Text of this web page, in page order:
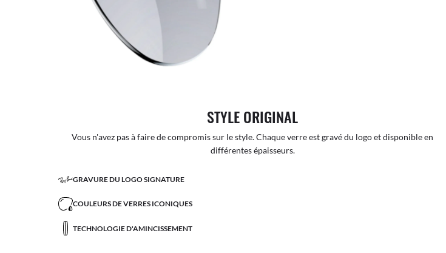
STYLE ORIGINAL
Vous n'avez pas à faire de compromis sur le style. Chaque verre est gravé du logo et disponible en
différentes épaisseurs.
GRAVURE DU LOGO SIGNATURE
COULEURS DE VERRES ICONIQUES
TECHNOLOGIE D'AMINCISSEMENT